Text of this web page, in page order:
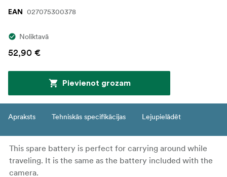
EAN 027075300378
Noliktavā
52,90 €
Pievienot grozam
Apraksts Tehniskās specifikācijas Lejupielādēt
This spare battery is perfect for carrying around while
traveling. It is the same as the battery included with the
camera.